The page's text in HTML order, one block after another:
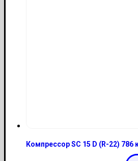
Компрессор SC 15 D (R-22) 786